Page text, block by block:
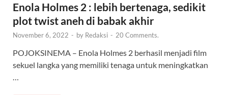
Enola Holmes 2 : lebih bertenaga, sedikit
plot twist aneh di babak akhir
November 6, 2022 - by Redaksi - 20 Comments.
POJOKSINEMA – Enola Holmes 2 berhasil menjadi film
sekuel langka yang memiliki tenaga untuk meningkatkan
…